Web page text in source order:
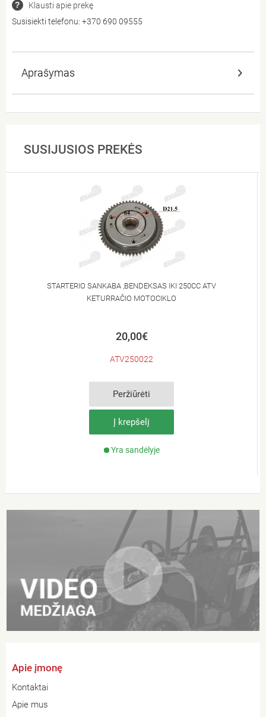
Klausti apie prekę
Susisiekti telefonu: +370 690 09555
Aprašymas
SUSIJUSIOS PREKĖS
STARTERIO SANKABA ,BENDEKSAS IKI 250CC ATV
KETURRAČIO MOTOCIKLO
20,00€
ATV250022
Peržiūrėti
Į krepšelį
Yra sandėlyje
Apie įmonę
Kontaktai
Apie mus